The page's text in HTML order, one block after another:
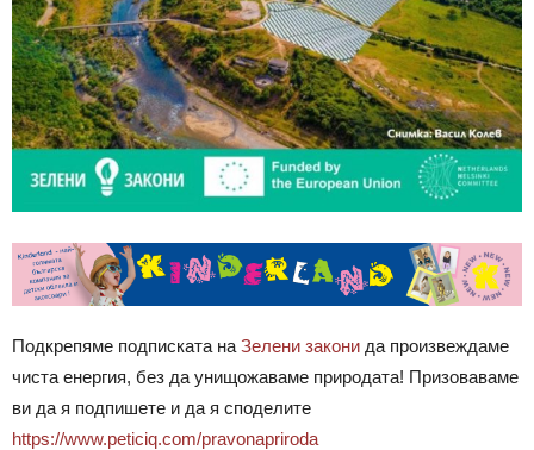
Подкрепяме подписката на Зелени закони да произвеждаме
чиста енергия, без да унищожаваме природата! Призоваваме
ви да я подпишете и да я споделите
https://www.peticiq.com/pravonapriroda